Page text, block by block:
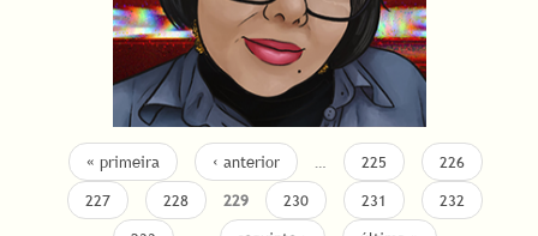
« primeira ‹ anterior … 225
226
227
228 229 230 231
232